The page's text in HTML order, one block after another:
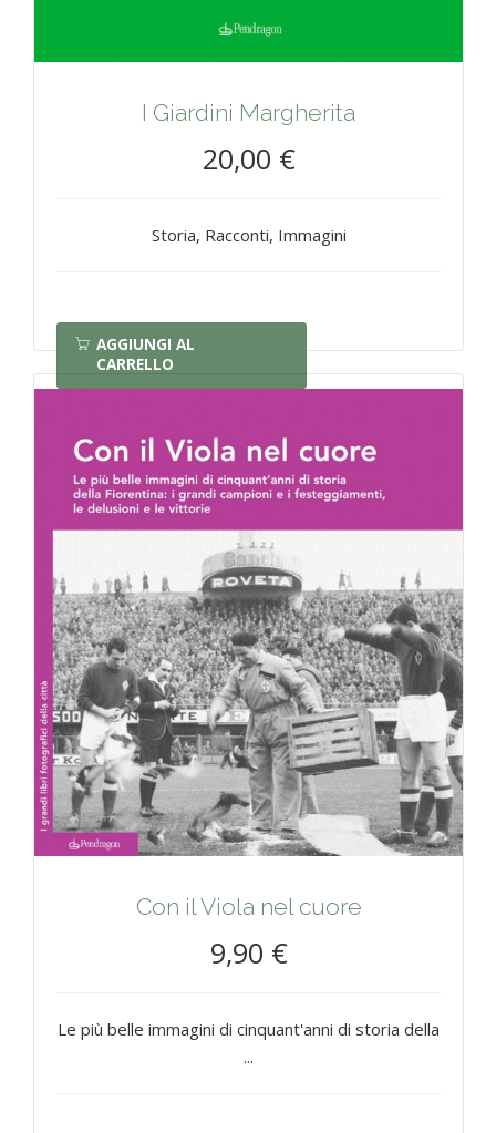
I Giardini Margherita
20,00 €
Storia, Racconti, Immagini
AGGIUNGI AL
CARRELLO
Con il Viola nel cuore
9,90 €
Le più belle immagini di cinquant'anni di storia della
...